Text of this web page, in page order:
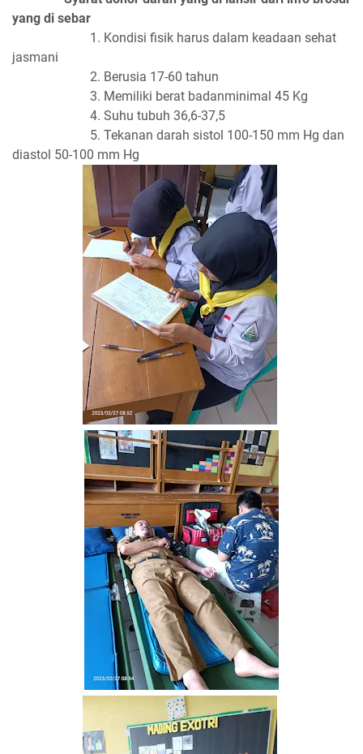
yang di sebar
1. Kondisi fisik harus dalam keadaan sehat
jasmani
2. Berusia 17-60 tahun
3. Memiliki berat badanminimal 45 Kg
4. Suhu tubuh 36,6-37,5
5. Tekanan darah sistol 100-150 mm Hg dan
diastol 50-100 mm Hg